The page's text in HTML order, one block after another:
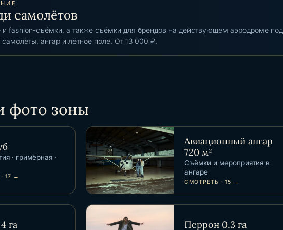
самолётов
fashion-съёмки, а также съёмки для брендов на действующем аэродроме под
ангар и лётное поле. От 13 000 ₽.
фото зоны
· гримёрная ·
17 →
Авиационный ангар
720 м²
Съёмки и мероприятия в
ангаре
СМОТРЕТЬ · 15 →
га Перрон 0,3 га